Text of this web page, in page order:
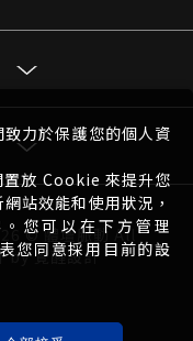
© 體壇脈動 All
by覺醒設計
力於保護您的個人資
置放 Cookie 來提升您
站效能和使用狀況，
您可以在下方管理
您同意採用目前的設